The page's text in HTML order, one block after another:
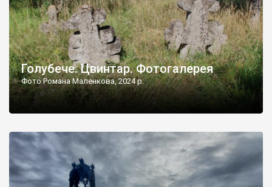
Голубече. Цвинтар. Фотогалерея
Фото Романа Маленкова, 2024 р.